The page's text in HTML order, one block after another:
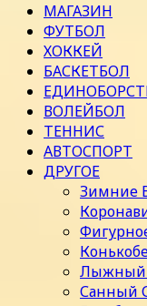
МАГАЗИН
ФУТБОЛ
ХОККЕЙ
БАСКЕТБОЛ
ВОЛЕЙБОЛ
ТЕННИС
АВТОСПОРТ
ДРУГОЕ
Зимние
Лыжный
Санный